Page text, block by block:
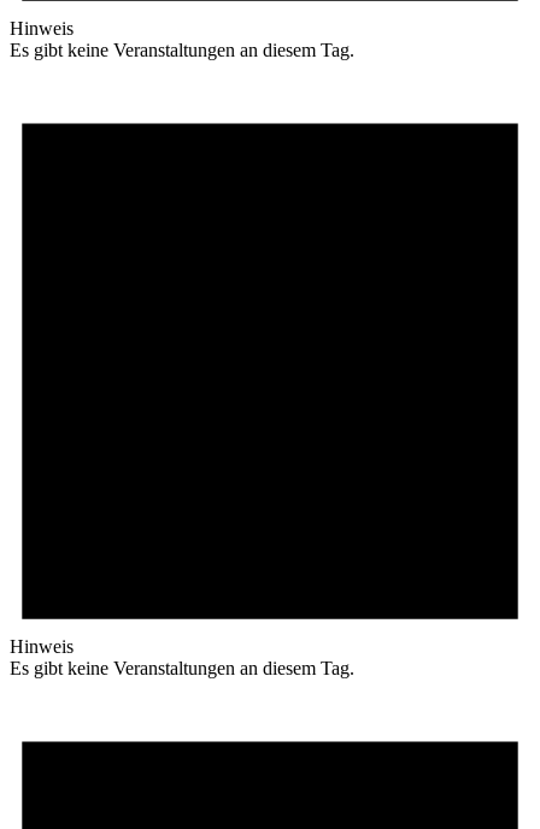
Hinweis
Es gibt keine Veranstaltungen an diesem Tag.
Hinweis
Es gibt keine Veranstaltungen an diesem Tag.